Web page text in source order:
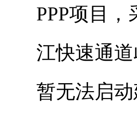
PPP项目
江快速通
暂无法启动